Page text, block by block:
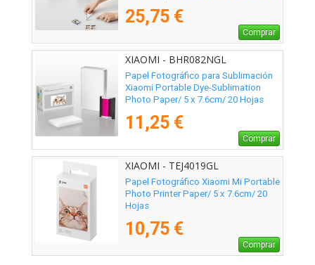
25,75 €
Comprar
XIAOMI - BHR082NGL
Papel Fotográfico para Sublimación
Xiaomi Portable Dye-Sublimation
Photo Paper/ 5 x 7.6cm/ 20 Hojas
11,25 €
Comprar
XIAOMI - TEJ4019GL
Papel Fotográfico Xiaomi Mi Portable
Photo Printer Paper/ 5 x 7.6cm/ 20
Hojas
10,75 €
Comprar